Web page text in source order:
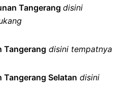
Tangerang disini
Tangerang disini tempatnya
Tangerang Selatan disini